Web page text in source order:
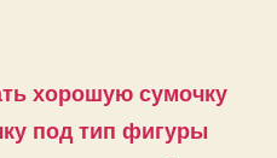
хорошую сумочку
под тип фигуры